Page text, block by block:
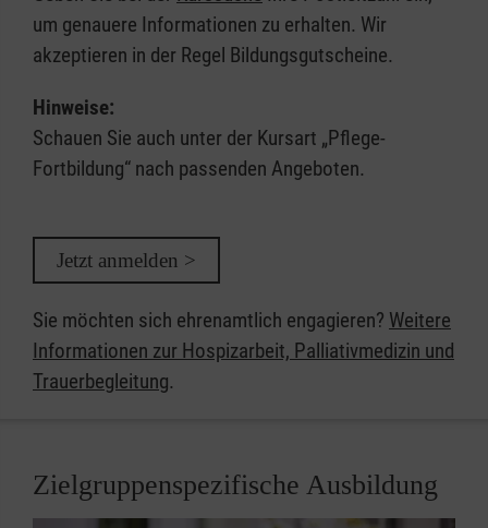
um genauere Informationen zu erhalten. Wir
akzeptieren in der Regel Bildungsgutscheine.
Hinweise:
Schauen Sie auch unter der Kursart „Pflege-
Fortbildung“ nach passenden Angeboten.
Jetzt anmelden >
Sie möchten sich ehrenamtlich engagieren? Weitere
Informationen zur Hospizarbeit, Palliativmedizin und
Trauerbegleitung​​​​​​​.
Zielgruppenspezifische Ausbildung